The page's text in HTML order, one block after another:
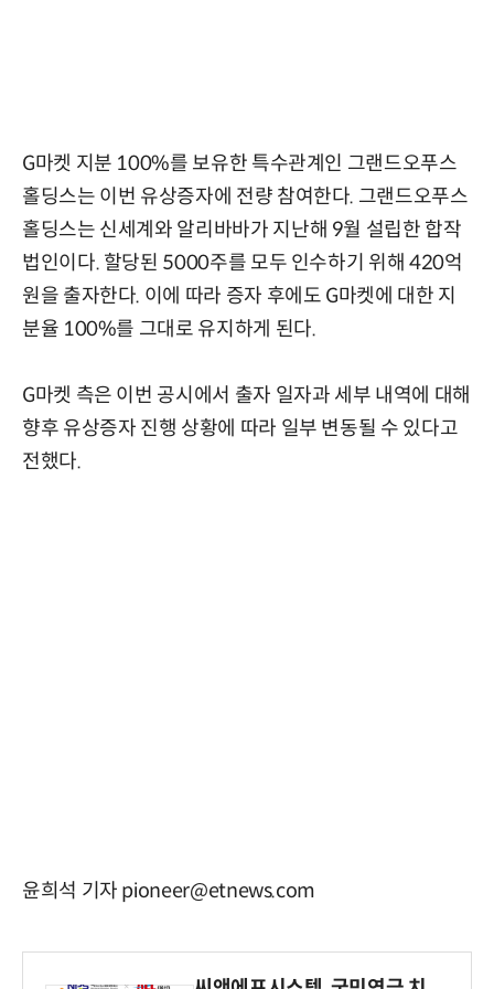
G마켓 지분 100%를 보유한 특수관계인 그랜드오푸스
홀딩스는 이번 유상증자에 전량 참여한다. 그랜드오푸스
홀딩스는 신세계와 알리바바가 지난해 9월 설립한 합작
법인이다. 할당된 5000주를 모두 인수하기 위해 420억
원을 출자한다. 이에 따라 증자 후에도 G마켓에 대한 지
분율 100%를 그대로 유지하게 된다.
G마켓 측은 이번 공시에서 출자 일자과 세부 내역에 대해
향후 유상증자 진행 상황에 따라 일부 변동될 수 있다고
전했다.
윤희석 기자 pioneer@etnews.com